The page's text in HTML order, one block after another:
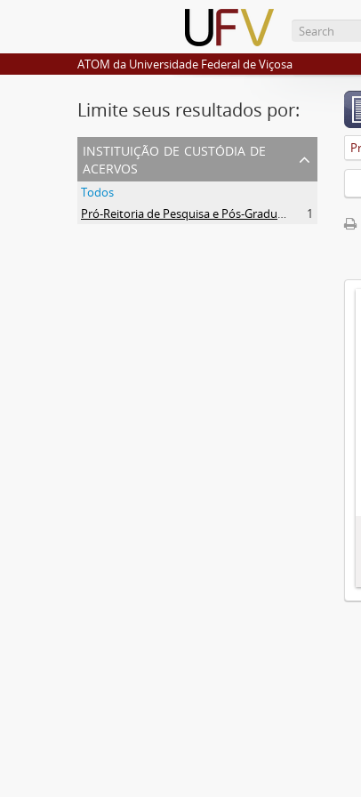
ATOM da Universidade Federal de Viçosa
Limite seus resultados por:
instituição de custódia de
acervos
Todos
Pró-Reitoria de Pesquisa e Pós-Graduação
1